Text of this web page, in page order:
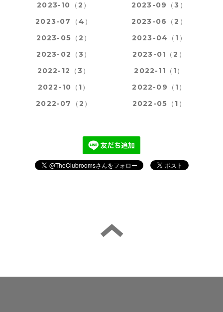
2023-10（2）
2023-09（3）
2023-07（4）
2023-06（2）
2023-05（2）
2023-04（1）
2023-02（3）
2023-01（2）
2022-12（3）
2022-11（1）
2022-10（1）
2022-09（1）
2022-07（2）
2022-05（1）